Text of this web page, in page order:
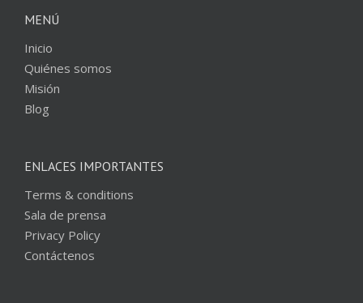
MENÚ
Inicio
Quiénes somos
Misión
Blog
ENLACES IMPORTANTES
Terms & conditions
Sala de prensa
Privacy Policy
Contáctenos